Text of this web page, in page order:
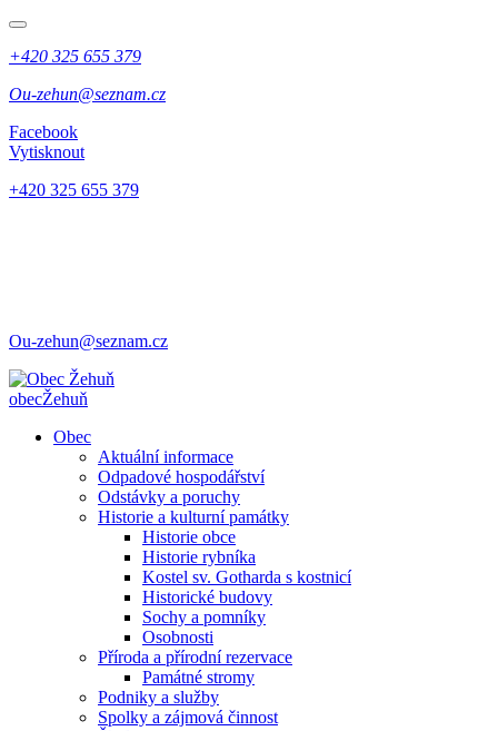
+420 325 655 379
Ou-zehun@seznam.cz
Facebook
Vytisknout
+420 325 655 379
Ou-zehun@seznam.cz
obecŽehuň
Obec
Aktuální informace
Odpadové hospodářství
Odstávky a poruchy
Historie a kulturní památky
Historie obce
Historie rybníka
Kostel sv. Gotharda s kostnicí
Historické budovy
Sochy a pomníky
Osobnosti
Příroda a přírodní rezervace
Památné stromy
Podniky a služby
Spolky a zájmová činnost